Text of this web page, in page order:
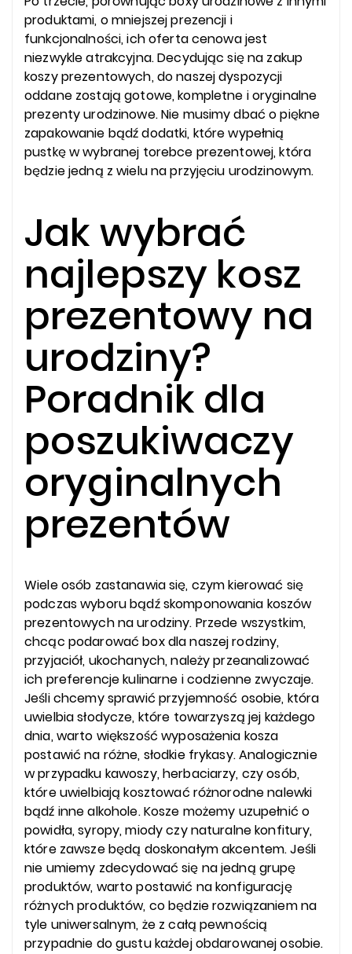
produktami, o mniejszej prezencji i
funkcjonalności, ich oferta cenowa jest
niezwykle atrakcyjna. Decydując się na zakup
koszy prezentowych, do naszej dyspozycji
oddane zostają gotowe, kompletne i oryginalne
prezenty urodzinowe. Nie musimy dbać o piękne
zapakowanie bądź dodatki, które wypełnią
pustkę w wybranej torebce prezentowej, która
będzie jedną z wielu na przyjęciu urodzinowym.
Jak wybrać
najlepszy kosz
prezentowy na
urodziny?
Poradnik dla
poszukiwaczy
oryginalnych
prezentów
Wiele osób zastanawia się, czym kierować się
podczas wyboru bądź skomponowania koszów
prezentowych na urodziny. Przede wszystkim,
chcąc podarować box dla naszej rodziny,
przyjaciół, ukochanych, należy przeanalizować
ich preferencje kulinarne i codzienne zwyczaje.
Jeśli chcemy sprawić przyjemność osobie, która
uwielbia słodycze, które towarzyszą jej każdego
dnia, warto większość wyposażenia kosza
postawić na różne, słodkie frykasy. Analogicznie
w przypadku kawoszy, herbaciarzy, czy osób,
które uwielbiają kosztować różnorodne nalewki
bądź inne alkohole. Kosze możemy uzupełnić o
powidła, syropy, miody czy naturalne konfitury,
które zawsze będą doskonałym akcentem. Jeśli
nie umiemy zdecydować się na jedną grupę
produktów, warto postawić na konfigurację
różnych produktów, co będzie rozwiązaniem na
tyle uniwersalnym, że z całą pewnością
przypadnie do gustu każdej obdarowanej osobie.